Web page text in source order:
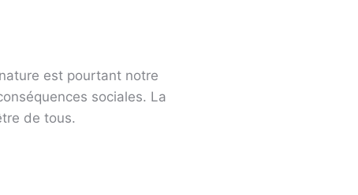
est pourtant notre
sociales. La
de tous.